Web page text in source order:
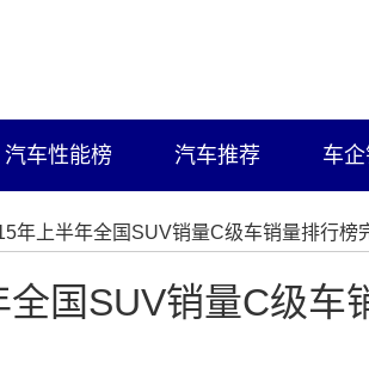
汽车性能榜 汽车推荐 车
年上半年全国SUV销量C级车销量排行榜
国SUV销量C级车